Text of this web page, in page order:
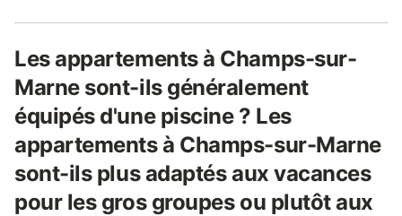
Les appartements à Champs-sur-
Marne sont-ils généralement
équipés d'une piscine ? Les
appartements à Champs-sur-Marne
sont-ils plus adaptés aux vacances
pour les gros groupes ou plutôt aux